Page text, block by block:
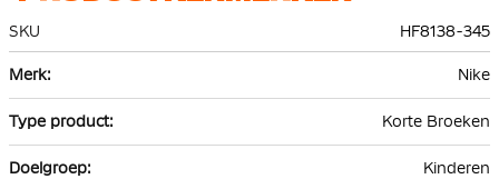
SKU
HF8138-345
informatie
Nike
Korte Broeken
Kinderen